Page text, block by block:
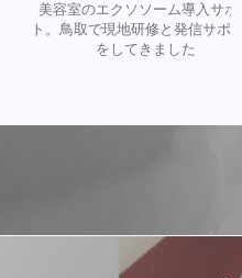
美容室のエクソソーム導入サポ
ト。鳥取で現地研修と発信サポ
をしてきました